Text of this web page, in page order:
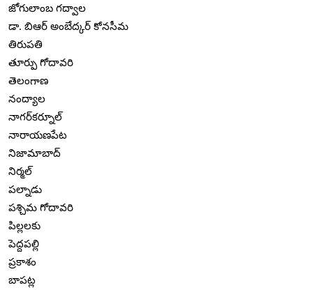
జోగులాంబ గద్వాల
డా. బిఆర్ అంబేద్కర్ కోనసీమ
తిరుపతి
తూర్పు గోదావరి
తెలంగాణ
నంద్యాల
నాగర్‌కర్నూల్
నారాయణపేట
నిజామాబాద్
నిర్మల్
పల్నాడు
పశ్చిమ గోదావరి
పిల్లలకు
పెద్దపల్లి
ప్రకాశం
బాపట్ల